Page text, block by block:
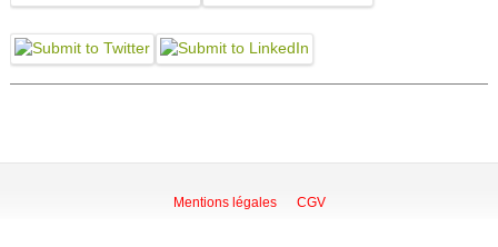
Mentions légales CGV